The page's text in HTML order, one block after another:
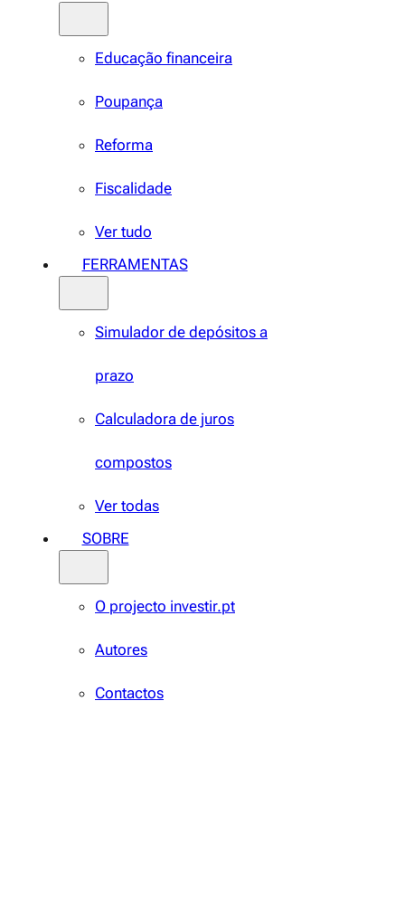
Educação financeira
Poupança
Reforma
Fiscalidade
Ver tudo
FERRAMENTAS
Simulador de depósitos a
prazo
Calculadora de juros
compostos
Ver todas
SOBRE
O projecto investir.pt
Autores
Contactos